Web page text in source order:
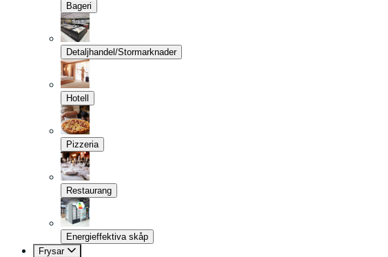
Bageri
Detaljhandel/Stormarknader
Hotell
Pizzeria
Restaurang
Energieffektiva skåp
Frysar